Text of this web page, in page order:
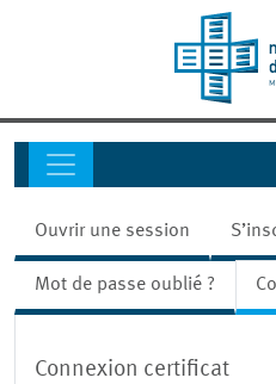
Ouvrir une session
Mot de passe oublié ?
Connexion certificat